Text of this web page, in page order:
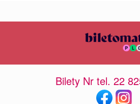
Bilety Nr tel. 22